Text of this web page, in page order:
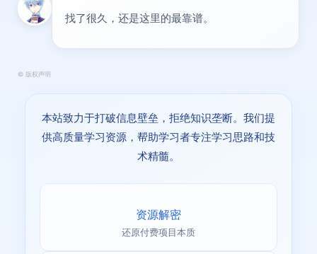
找了很久，还是这里的最靠谱。
© 版权声明
本站致力于打破信息壁垒，拒绝知识垄断。我们提
供高质量学习资源，帮助学习者专注学习思路和技
术精髓。
资源解密
还原付费项目本质